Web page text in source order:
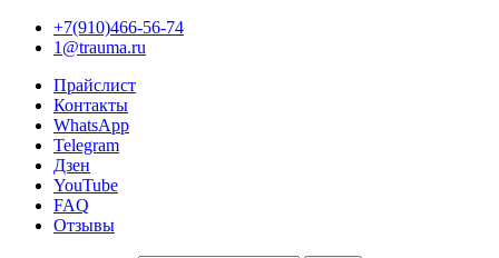
+7(910)466-56-74
1@trauma.ru
Прайслист
Контакты
WhatsApp
Telegram
Дзен
YouTube
FAQ
Отзывы